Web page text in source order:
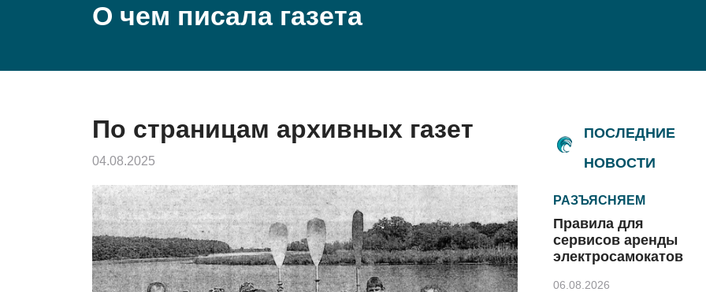
О чем писала газета
По страницам архивных газет
04.08.2025
ПОСЛЕДНИЕ
НОВОСТИ
РАЗЪЯСНЯЕМ
Правила для
сервисов аренды
электросамокатов
06.08.2026